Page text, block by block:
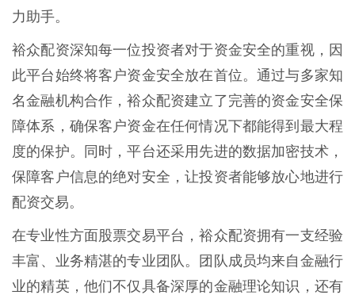
力助手。
裕众配资深知每一位投资者对于资金安全的重视，因
此平台始终将客户资金安全放在首位。通过与多家知
名金融机构合作，裕众配资建立了完善的资金安全保
障体系，确保客户资金在任何情况下都能得到最大程
度的保护。同时，平台还采用先进的数据加密技术，
保障客户信息的绝对安全，让投资者能够放心地进行
配资交易。
在专业性方面股票交易平台，裕众配资拥有一支经验
丰富、业务精湛的专业团队。团队成员均来自金融行
业的精英，他们不仅具备深厚的金融理论知识，还有